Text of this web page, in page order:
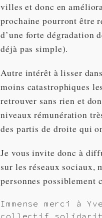
villes et donc en
prochaine pourront être
d’une forte dégradation
déjà pas simple).
Autre intérêt à lisser
moins catastrophiques
retrouver sans rien et
niveaux rémunération
des partis de droite qui
Je vous invite donc à
sur les réseaux sociaux,
personnes possiblement
Immense merci à